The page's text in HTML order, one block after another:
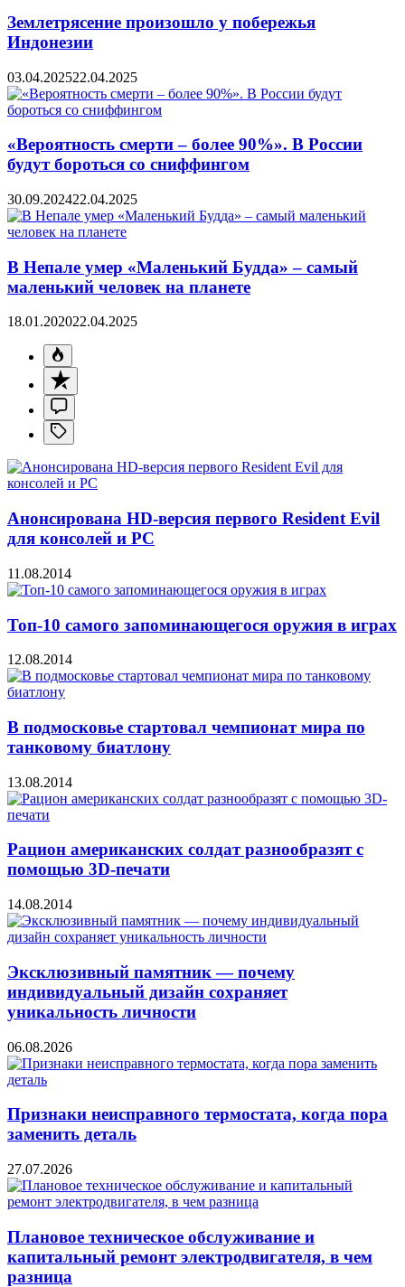
Землетрясение произошло у побережья
Индонезии
03.04.202522.04.2025
«Вероятность смерти – более 90%». В России
будут бороться со сниффингом
30.09.202422.04.2025
В Непале умер «Маленький Будда» – самый
маленький человек на планете
18.01.202022.04.2025
Анонсирована HD-версия первого Resident Evil
для консолей и PC
11.08.2014
Топ-10 самого запоминающегося оружия в играх
12.08.2014
В подмосковье стартовал чемпионат мира по
танковому биатлону
13.08.2014
Рацион американских солдат разнообразят с
помощью 3D-печати
14.08.2014
Эксклюзивный памятник — почему
индивидуальный дизайн сохраняет
уникальность личности
06.08.2026
Признаки неисправного термостата, когда пора
заменить деталь
27.07.2026
Плановое техническое обслуживание и
капитальный ремонт электродвигателя, в чем
разница